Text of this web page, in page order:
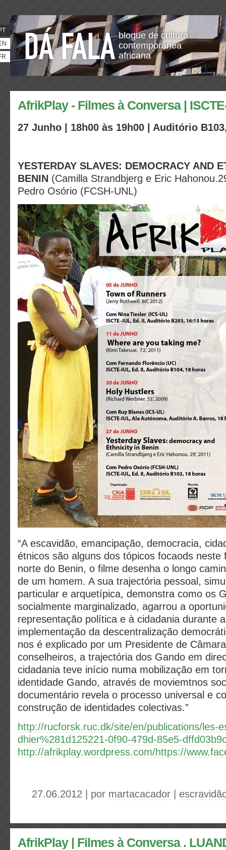
blogue de cultura
contemporânea
africana
AfrikPlay - Filmes à Conversa |
27 Junho | 18h00 às 19h00 | Auditório
YESTERDAY SLAVES: DEMOCRACY AND
BENIN (Camilla Strandbjerg e Eric
Pedro Osório (FCSH-UNL)
“A escavidão, emancipação, democracia,
étnicos são alguns dos tópicos focaods neste
norte do Benin, o filme desenha o longo
de um homem. A sua trajectória pessoal,
particular e arquetípica, demonstra como os
socialmente marginalizado, agarrou a
representação política e à cidadania durante
implementação da descentralização
nos é explicado por um Presidente de
conselheiros, a trajectória dos Gando em
cidadania teve início numa mobilização em
identidade Gando, através de moviemtnos
documentário revela o processo universal e
construção de identidades colectivas.”
http://rucforsk.ruc.dk/site/en/publications/les-
dhier%281d125221-0f90-479d-85e5-
http://afrikplay.wordpress.com/https://
27.06.2012 | por martacacador
AfrikPlay | Filmes à Conversa .